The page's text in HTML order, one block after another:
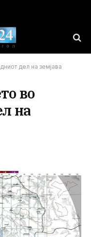
дел на земјава
во
на